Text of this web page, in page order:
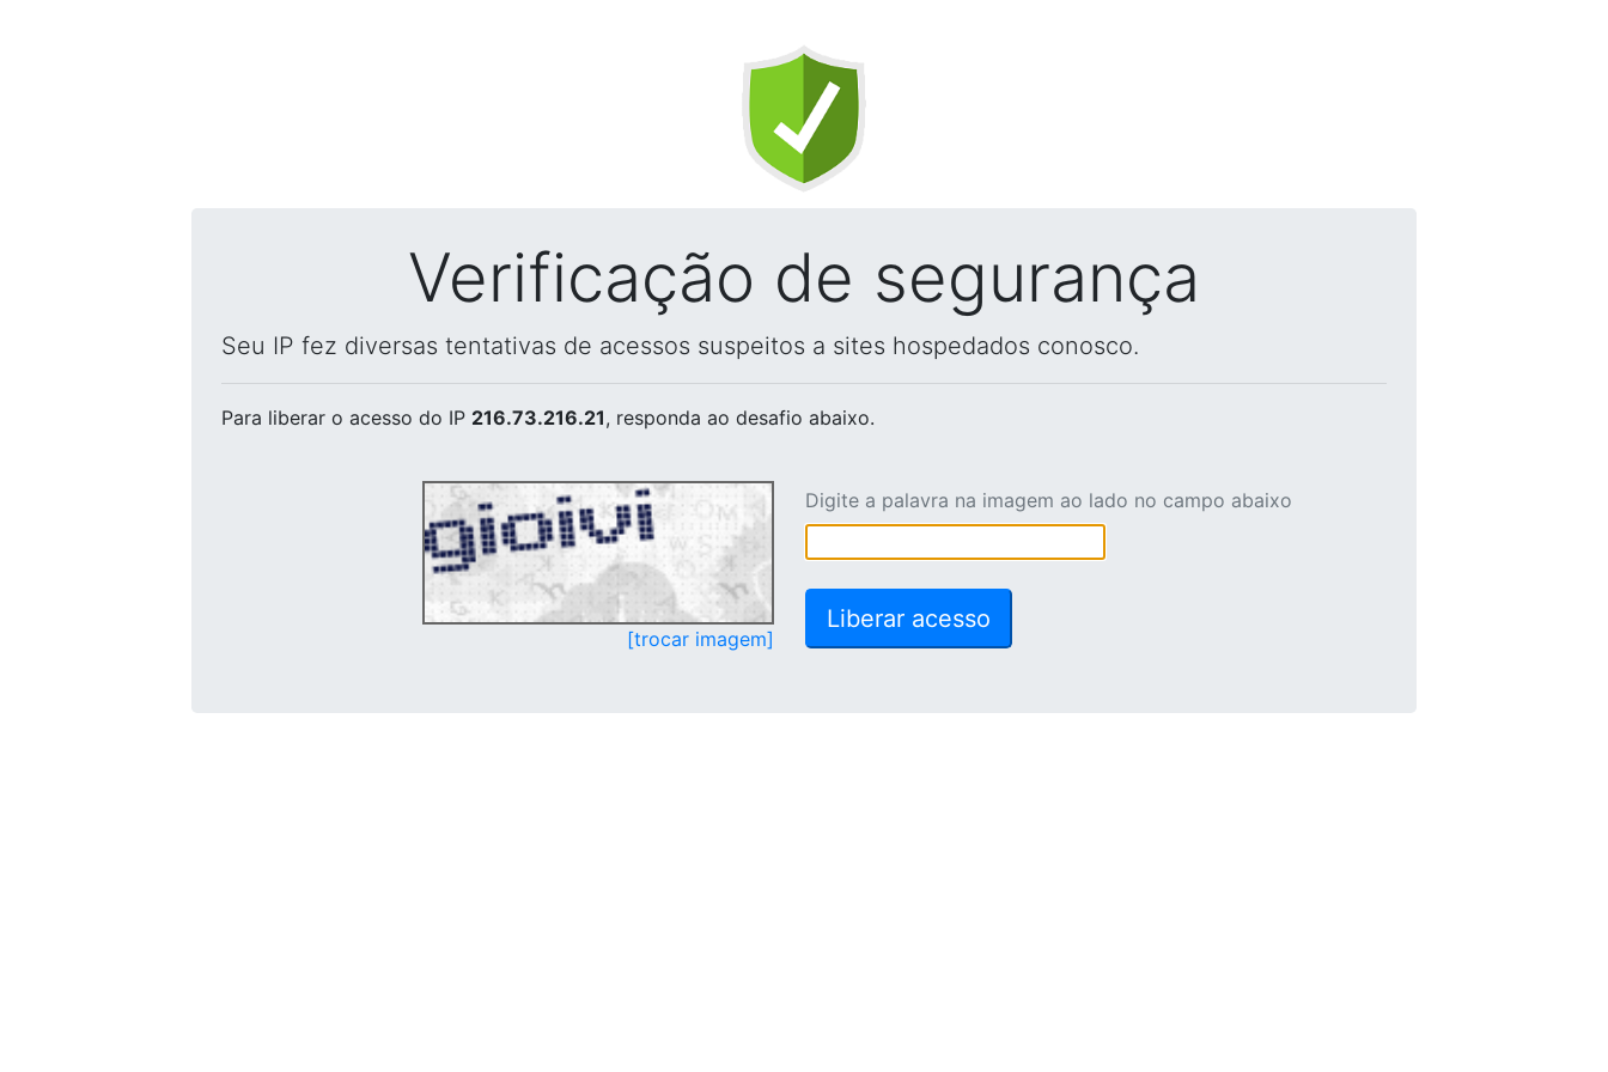
Verificação de segurança
Seu IP fez diversas tentativas de acessos suspeitos a sites hospedados conosco.
Para liberar o acesso do IP 216.73.216.21, responda ao desafio abaixo.
[trocar imagem]
Digite a palavra na imagem ao lado no campo abaixo